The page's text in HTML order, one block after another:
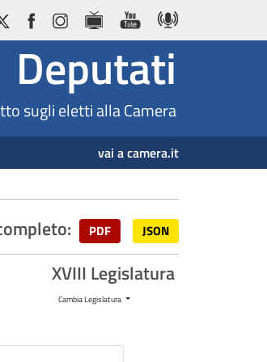
Deputati
sugli eletti alla Camera
vai a camera.it
PDF JSON
XVIII Legislatura
Cambia Legislatura